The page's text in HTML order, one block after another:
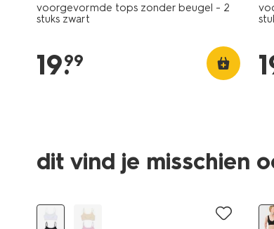
voorgevormde tops zonder beugel - 2
stuks zwart
19.
99
dit vind je misschien